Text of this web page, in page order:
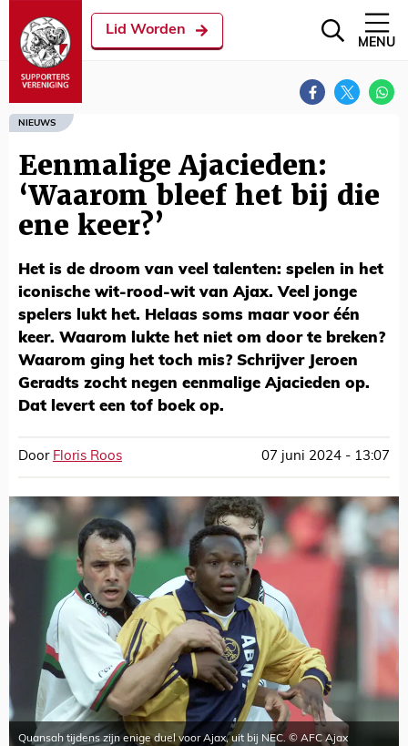
Lid Worden
MENU
NIEUWS
Eenmalige Ajacieden:
‘Waarom bleef het bij die
ene keer?’
Het is de droom van veel talenten: spelen in het
iconische wit-rood-wit van Ajax. Veel jonge
spelers lukt het. Helaas soms maar voor één
keer. Waarom lukte het niet om door te breken?
Waarom ging het toch mis? Schrijver Jeroen
Geradts zocht negen eenmalige Ajacieden op.
Dat levert een tof boek op.
Door Floris Roos 07 juni 2024 - 13:07
Quansah tijdens zijn enige duel voor Ajax, uit bij NEC. © AFC Ajax